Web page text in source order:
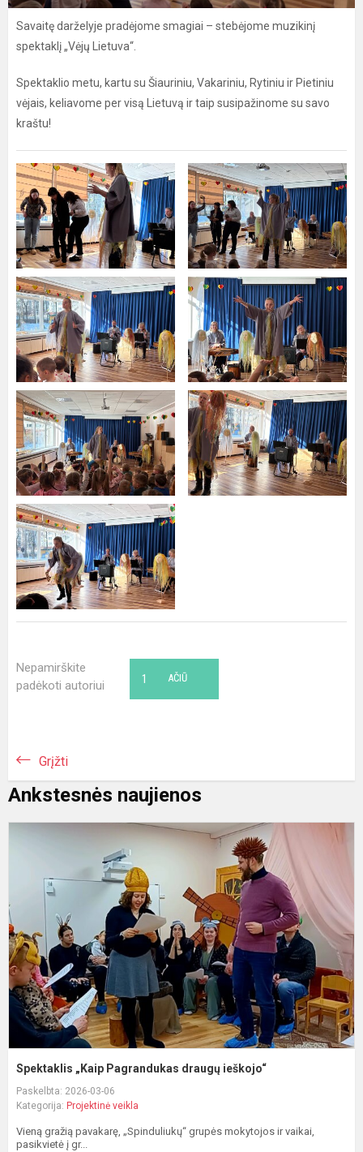
Savaitę darželyje pradėjome smagiai – stebėjome muzikinį
spektaklį „Vėjų Lietuva“.
Spektaklio metu, kartu su Šiauriniu, Vakariniu, Rytiniu ir Pietiniu
vėjais, keliavome per visą Lietuvą ir taip susipažinome su savo
kraštu!
Nepamirškite
padėkoti autoriui
AČIŪ
1
Grįžti
Ankstesnės naujienos
Spektaklis „Kaip Pagrandukas draugų ieškojo“
Paskelbta: 2026-03-06
Kategorija: Projektinė veikla
Vieną gražią pavakarę, „Spinduliukų“ grupės mokytojos ir vaikai,
pasikvietė į gr...